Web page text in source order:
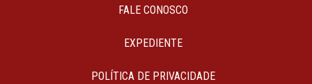
FALE CONOSCO
EXPEDIENTE
POLÍTICA DE PRIVACIDADE